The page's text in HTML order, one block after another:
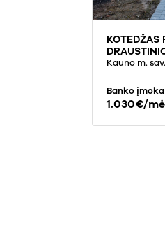
KOTEDŽAS
Kauno m.
Banko įmoka
1.030€/